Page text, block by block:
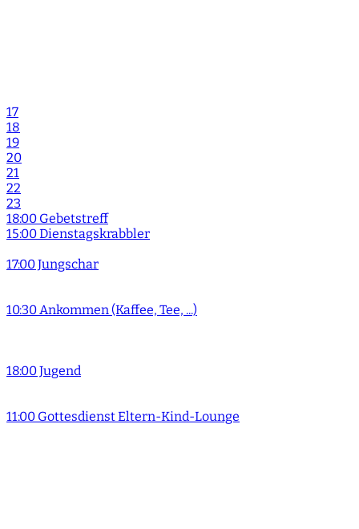
17
18
19
20
21
22
23
18:00 Gebetstreff
15:00 Dienstagskrabbler
17:00 Jungschar
10:30 Ankommen (Kaffee, Tee, ...)
18:00 Jugend
11:00 Gottesdienst Eltern-Kind-Lounge